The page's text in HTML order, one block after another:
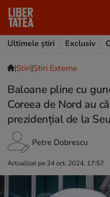
Ultimele știri
Exclusiv
|Ştiri|Știri Externe
Baloane pline cu
Coreea de Nord au
prezidențial de la
Petre Dobrescu
Actualizat pe 24 oct. 2024, 17:57